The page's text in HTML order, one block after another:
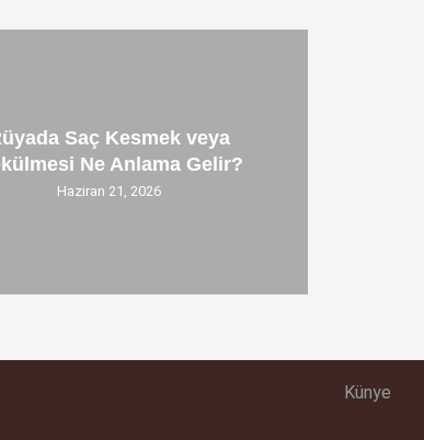
Saç Kesmek veya
Ne Anlama Gelir?
Haziran 21, 2026
Künye